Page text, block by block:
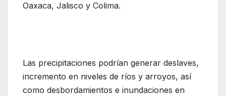
Oaxaca, Jalisco y Colima.
Las precipitaciones podrían generar deslaves,
incremento en niveles de ríos y arroyos, así
como desbordamientos e inundaciones en